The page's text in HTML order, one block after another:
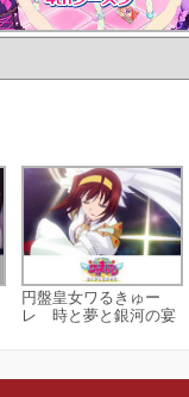
円盤皇女ワるきゅー
レ 時と夢と銀河の宴